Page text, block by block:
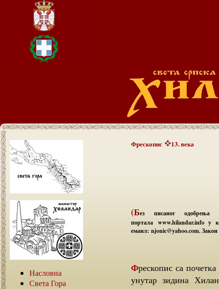
Насловна
Света Гора
Фрескопис 13. века
(Без писаног одобрења
портала www.hilandar.info у
емаил: njonic@yahoo.com. Закон
Фрескопис са почетка XIII века је данас најстарији фрекопис сачуван
унутaр зидина